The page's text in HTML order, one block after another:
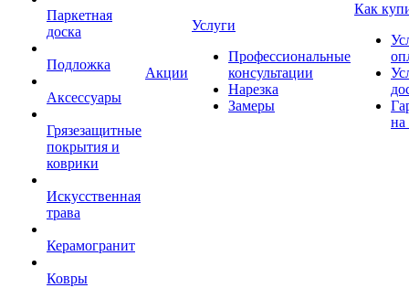
Паркетная
доска
Подложка
Аксессуары
Грязезащитные
покрытия и
коврики
Искусственная
трава
Керамогранит
Ковры
Акции
Услуги
Профессиональные
консультации
Нарезка
Замеры
Как
на